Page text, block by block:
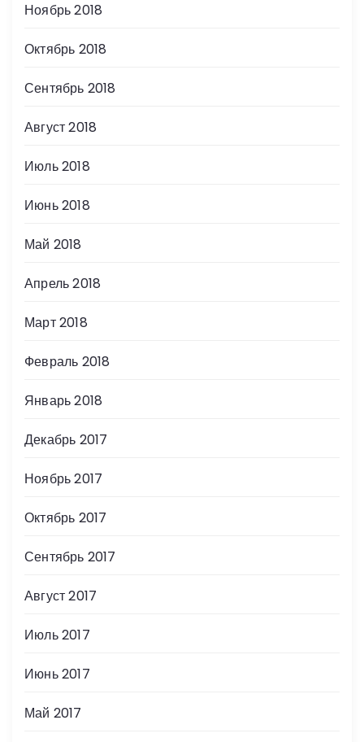
Ноябрь 2018
Октябрь 2018
Сентябрь 2018
Август 2018
Июль 2018
Июнь 2018
Май 2018
Апрель 2018
Март 2018
Февраль 2018
Январь 2018
Декабрь 2017
Ноябрь 2017
Октябрь 2017
Сентябрь 2017
Август 2017
Июль 2017
Июнь 2017
Май 2017